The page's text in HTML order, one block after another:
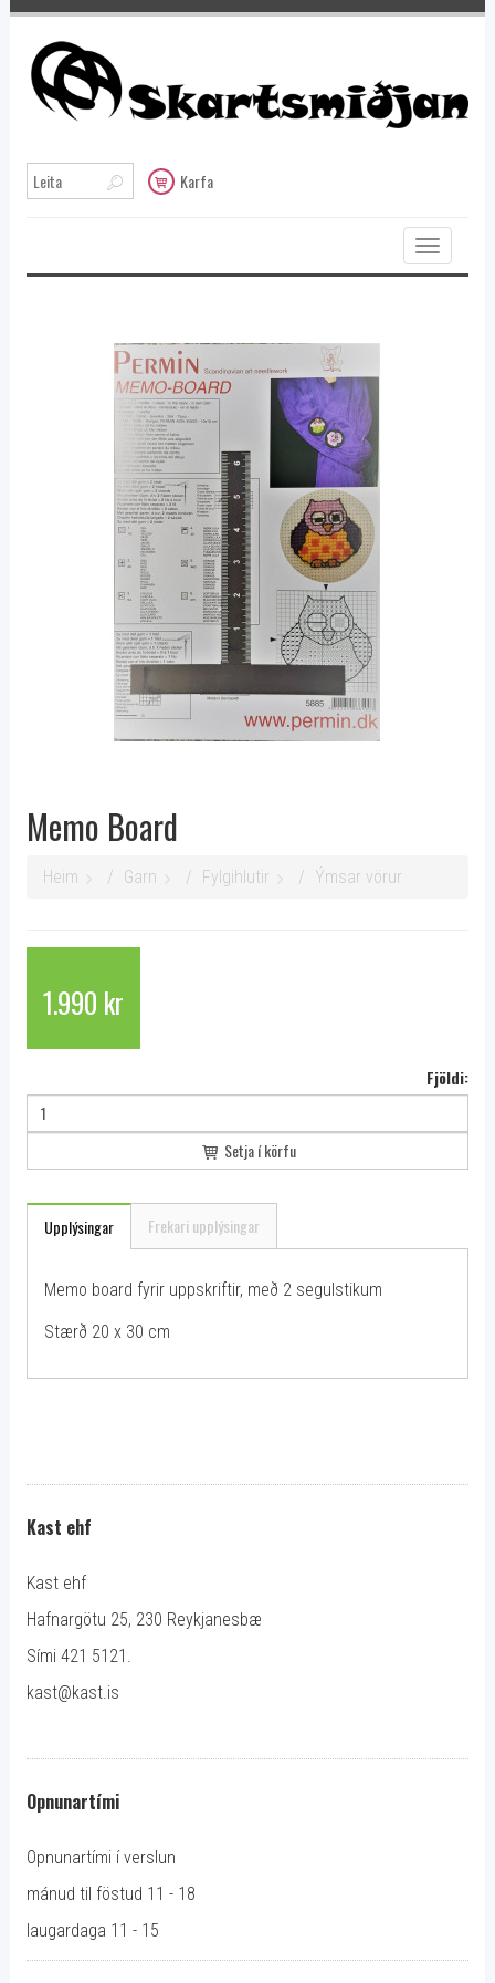
Karfa
Toggle
navigation
Memo Board
Heim Garn Fylgihlutir Ýmsar vörur
1.990 kr
Fjöldi:
Setja í körfu
Upplýsingar Frekari upplýsingar
Memo board fyrir uppskriftir, með 2 segulstikum
Stærð 20 x 30 cm
Kast ehf
Kast ehf
Hafnargötu 25, 230 Reykjanesbæ
Sími 421 5121.
kast@kast.is
Opnunartími
Opnunartími í verslun
mánud til föstud 11 - 18
laugardaga 11 - 15